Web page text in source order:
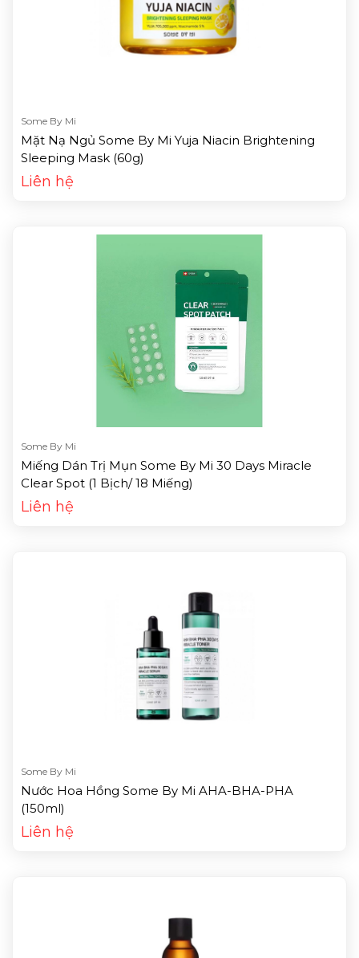
Some By Mi
Mặt Nạ Ngủ Some By Mi Yuja Niacin Brightening
Sleeping Mask (60g)
Liên hệ
Some By Mi
Miếng Dán Trị Mụn Some By Mi 30 Days Miracle
Clear Spot (1 Bịch/ 18 Miếng)
Liên hệ
Some By Mi
Nước Hoa Hồng Some By Mi AHA-BHA-PHA
(150ml)
Liên hệ